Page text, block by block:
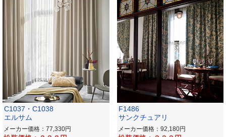
C1037・C1038
エルサム
メーカー価格：77,330
F1486
サンクチュアリ
メーカー価格：92,180